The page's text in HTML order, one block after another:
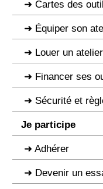
Cartes des
Équiper son
Louer un atelier
Financer ses
Sécurité et
Je participe
Adhérer
Devenir un